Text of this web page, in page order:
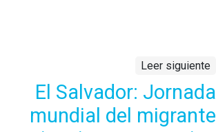
Leer siguiente
El Salvador: Jornada
mundial del migrante